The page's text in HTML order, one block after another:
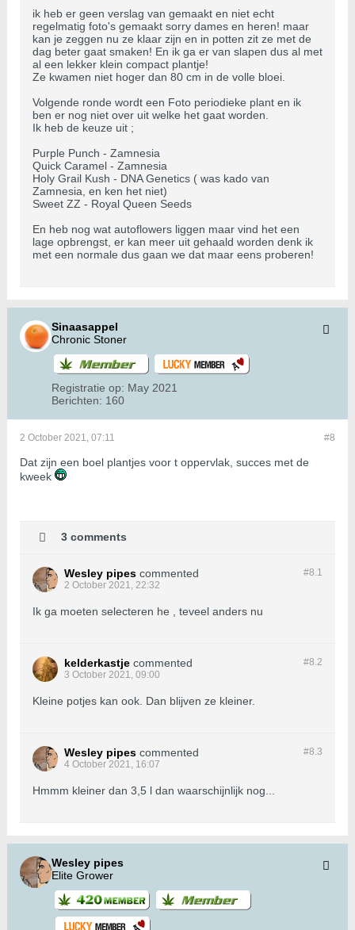
ik heb er geen verslag van gemaakt en niet echt
regelmatig foto's gemaakt sorry dames en heren! maar
kan je zeggen nu ze klaar zijn en in potten zit ze met de
dag beter gaat smaken! En ik ga er van slapen dus al met
al een lekker klein compact plantje!
Ze kwamen niet hoger dan 80 cm in de volle bloei.
Volgende ronde wordt een Foto periodieke plant en ik
ben er nog niet over uit welke het gaat worden.
Ik heb de keuze uit ;
Purple Punch - Zamnesia
Quick Caramel - Zamnesia
Holy Grail Kush - DNA Genetics ( was kado van
Zamnesia, en ken het niet)
Sweet ZZ - Royal Queen Seeds
En heb nog wat autoflowers liggen maar vind het een
lage opbrengst, er kan meer uit gehaald worden denk ik
met een normale dus gaan we dat maar eens proberen!
Sinaasappel
Chronic Stoner
Registratie op: May 2021
Berichten: 160
#8
2 October 2021, 07:11
Dat zijn een boel plantjes voor t oppervlak, succes met de
kweek
3 comments
#8.1
Wesley pipes commented
2 October 2021, 22:32
Ik ga moeten selecteren he , teveel anders nu
#8.2
kelderkastje commented
3 October 2021, 09:00
Kleine potjes kan ook. Dan blijven ze kleiner.
#8.3
Wesley pipes commented
4 October 2021, 16:07
Hmmm kleiner dan 3,5 l dan waarschijnlijk nog...
Wesley pipes
Elite Grower